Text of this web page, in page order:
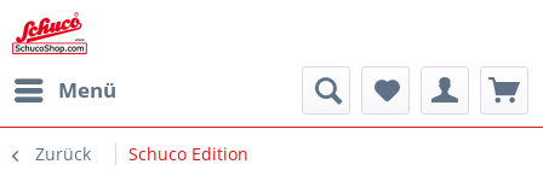
Menü
Zurück Schuco Edition